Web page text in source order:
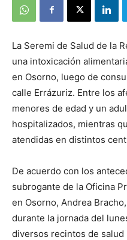
La Seremi de Salud de la
una intoxicación
en Osorno, luego de
calle Errázuriz. Entre los
menores de edad y un
hospitalizados, mientras
atendidas en distintos
De acuerdo con los
subrogante de la Oficina
en Osorno, Andrea
durante la jornada del
diversos recintos de